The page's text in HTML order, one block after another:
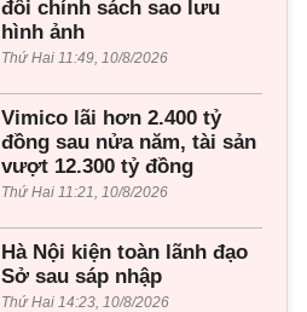
đổi chính sách sao lưu
hình ảnh
Thứ Hai 11:49, 10/8/2026
Vimico lãi hơn 2.400 tỷ
đồng sau nửa năm, tài sản
vượt 12.300 tỷ đồng
Thứ Hai 11:21, 10/8/2026
Hà Nội kiện toàn lãnh đạo
Sở sau sáp nhập
Thứ Hai 14:23, 10/8/2026